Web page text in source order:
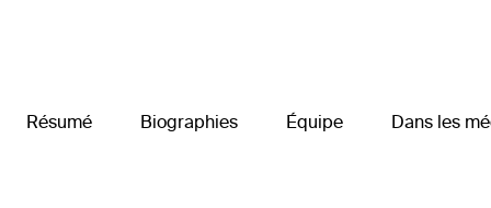
Résumé Biographies Équipe Dans les